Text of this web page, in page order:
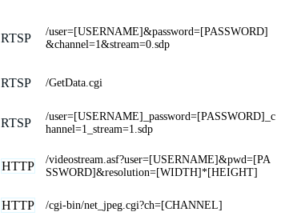
RTSP
/user=[USERNAME]&password=[PASSWORD]
&channel=1&stream=0.sdp
RTSP /GetData.cgi
RTSP
/user=[USERNAME]_password=[PASSWORD]_c
hannel=1_stream=1.sdp
HTTP
/videostream.asf?user=[USERNAME]&pwd=[PA
SSWORD]&resolution=[WIDTH]*[HEIGHT]
HTTP /cgi-bin/net_jpeg.cgi?ch=[CHANNEL]